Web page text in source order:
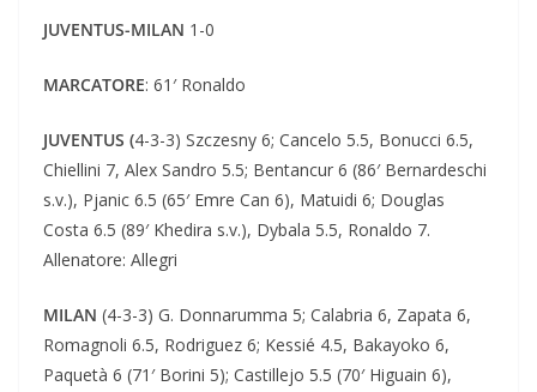
JUVENTUS-MILAN 1-0
MARCATORE: 61′ Ronaldo
JUVENTUS (4-3-3) Szczesny 6; Cancelo 5.5, Bonucci 6.5,
Chiellini 7, Alex Sandro 5.5; Bentancur 6 (86′ Bernardeschi
s.v.), Pjanic 6.5 (65′ Emre Can 6), Matuidi 6; Douglas
Costa 6.5 (89′ Khedira s.v.), Dybala 5.5, Ronaldo 7.
Allenatore: Allegri
MILAN (4-3-3) G. Donnarumma 5; Calabria 6, Zapata 6,
Romagnoli 6.5, Rodriguez 6; Kessié 4.5, Bakayoko 6,
Paquetà 6 (71′ Borini 5); Castillejo 5.5 (70′ Higuain 6),